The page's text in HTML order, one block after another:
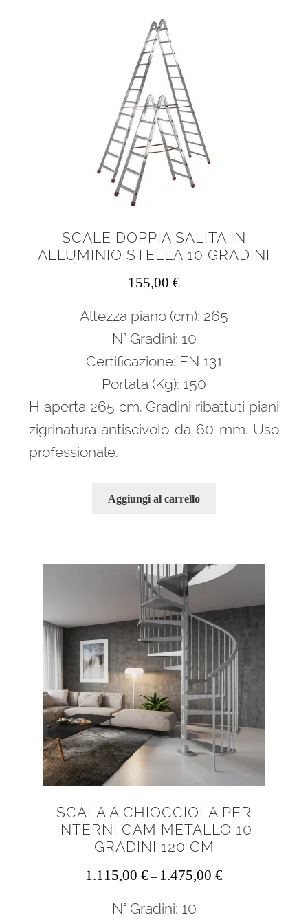
SCALE DOPPIA SALITA IN
ALLUMINIO STELLA 10 GRADINI
155,00 €
Altezza piano (cm): 265
N° Gradini: 10
Certificazione: EN 131
Portata (Kg): 150
H aperta 265 cm. Gradini ribattuti piani
zigrinatura antiscivolo da 60 mm. Uso
professionale.
Aggiungi al carrello
SCALA A CHIOCCIOLA PER
INTERNI GAM METALLO 10
GRADINI 120 CM
1.115,00 € – 1.475,00 €
N° Gradini: 10